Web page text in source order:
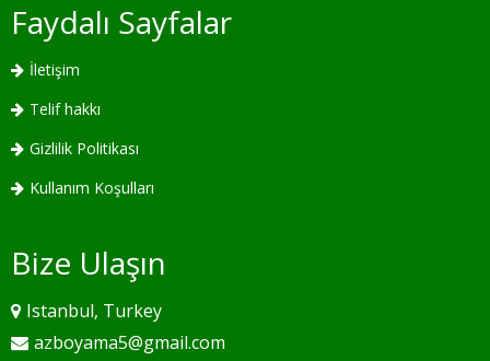
Faydalı Sayfalar
İletişim
Telif hakkı
Gizlilik Politikası
Kullanım Koşulları
Bize Ulaşın
Istanbul, Turkey
azboyama5@gmail.com